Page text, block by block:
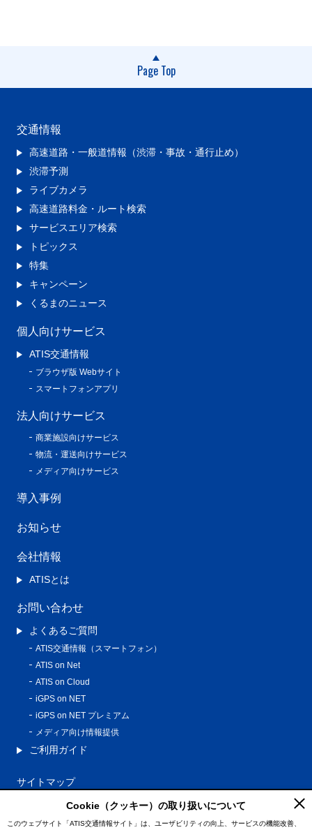
Page Top
交通情報
高速道路・一般道情報（渋滞・事故・通行止め）
渋滞予測
ライブカメラ
高速道路料金・ルート検索
サービスエリア検索
トピックス
特集
キャンペーン
くるまのニュース
個人向けサービス
ATIS交通情報
ブラウザ版 Webサイト
スマートフォンアプリ
法人向けサービス
商業施設向けサービス
物流・運送向けサービス
メディア向けサービス
導入事例
お知らせ
会社情報
ATISとは
お問い合わせ
よくあるご質問
ATIS交通情報（スマートフォン）
ATIS on Net
ATIS on Cloud
iGPS on NET
iGPS on NET プレミアム
メディア向け情報提供
ご利用ガイド
サイトマップ
プライバシーポリシー
利用規約
Cookie（クッキー）の取り扱いについて
このウェブサイト「ATIS交通情報サイト」は、ユーザビリティの向上、サービスの機能改善、